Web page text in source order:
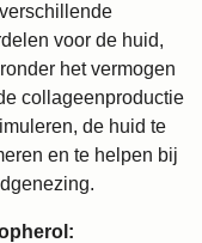
voor de huid,
het vermogen
collageenproductie
de huid te
en te helpen bij